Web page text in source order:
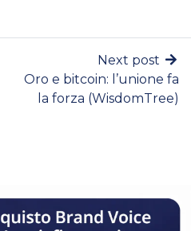
Next post
Oro e bitcoin: l’unione fa
la forza (WisdomTree)